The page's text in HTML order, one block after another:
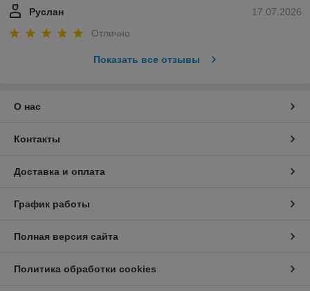
17.07.2026
Руслан
Отлично
Показать все отзывы
О нас
Контакты
Доставка и оплата
График работы
Полная версия сайта
Политика обработки cookies